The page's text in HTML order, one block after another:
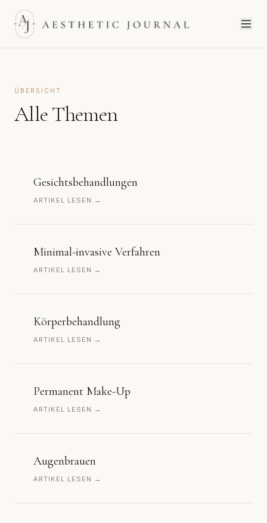
ÜBERSICHT
Alle Themen
Gesichtsbehandlungen
ARTIKEL LESEN →
Minimal-invasive Verfahren
ARTIKEL LESEN →
Körperbehandlung
ARTIKEL LESEN →
Permanent Make-Up
ARTIKEL LESEN →
Augenbrauen
ARTIKEL LESEN →